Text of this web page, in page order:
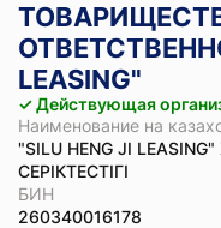
LEASING"
✓ Действующая
Наименование на
"SILU HENG JI
СЕРІКТЕСТІГІ
БИН
260340016178